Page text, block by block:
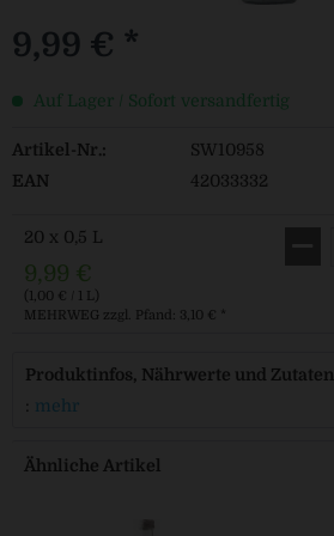
9,99 € *
Auf Lager / Sofort versandfertig
Artikel-Nr.:
SW10958
EAN
42033332
20 x 0,5 L
9,99 €
(1,00 € / 1 L)
MEHRWEG zzgl. Pfand: 3,10 € *
Produktinfos, Nährwerte und Zutaten
: mehr
Ähnliche Artikel